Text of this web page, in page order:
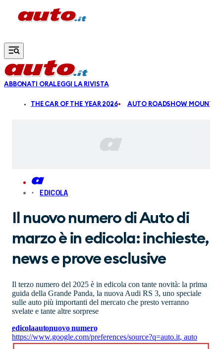
Vai al contenuto principale
ABBONATI ORALEGGI LA RIVISTA
THE CAR OF THE YEAR 2026 AUTO ROADSHOW
EDICOLA
Il nuovo numero di Auto di
marzo è in edicola: inchieste,
news e prove esclusive
Il terzo numero del 2025 è in edicola con tante novità: la prima
guida della Grande Panda, la nuova Audi RS 3, uno speciale
sulle auto più importanti del mercato che presto verranno
svelate e tante altre sorprese
edicolaautonuovo numero
https://www.google.com/preferences/source?q=auto.it, auto